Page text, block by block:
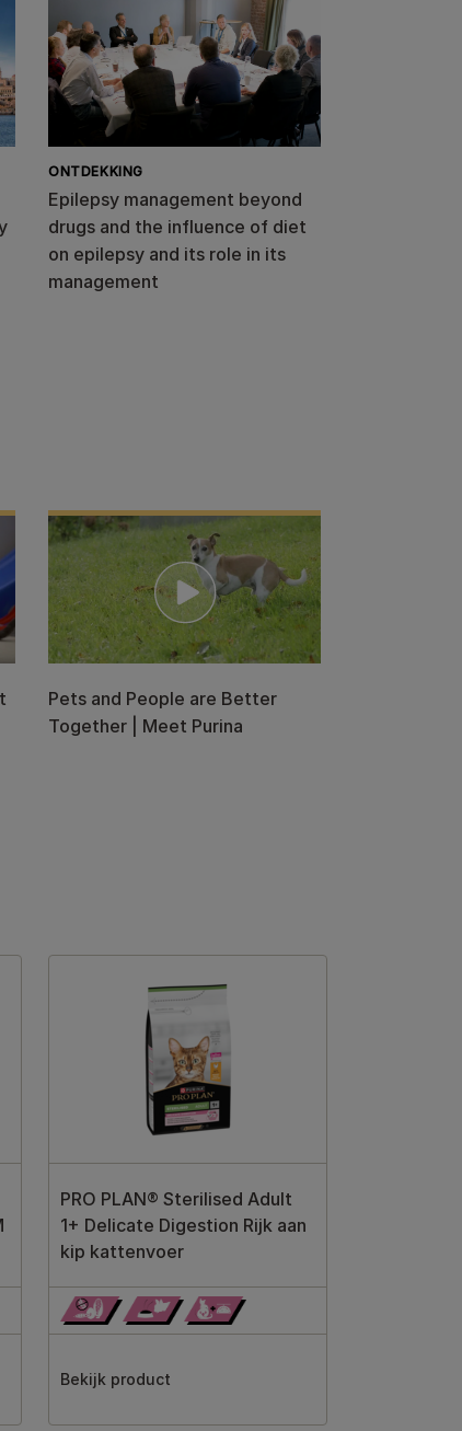
ONTDEKKING
Epilepsy management beyond
drugs and the influence of diet
on epilepsy and its role in its
management
Pets and People are Better
Together | Meet Purina
PRO PLAN® Sterilised Adult
1+ Delicate Digestion Rijk aan
kip kattenvoer
Bekijk product